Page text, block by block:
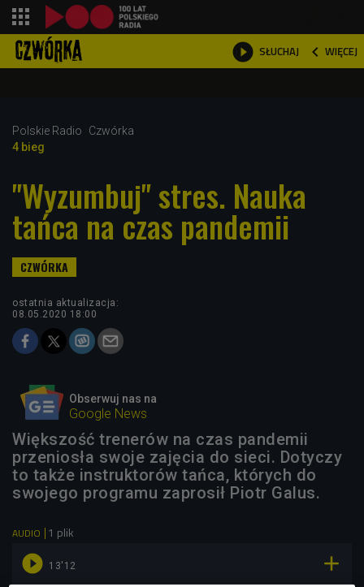
 SŁUCHAJ  WIĘCEJ

Polskie Radio
Czwórka
4 bieg
"Wyzumbuj" stres. Nauka
tańca na czas pandemii
ostatnia aktualizacja:
08.05.2020 18:00
Obserwuj nas na
Google News
Większość trenerów na czas pandemii
przeniosła swoje zajęcia do sieci. Dotyczy
to także instruktorów tańca, których do
swojego programu zaprosił Piotr Galus.
AUDIO 1 plik
 13'12 